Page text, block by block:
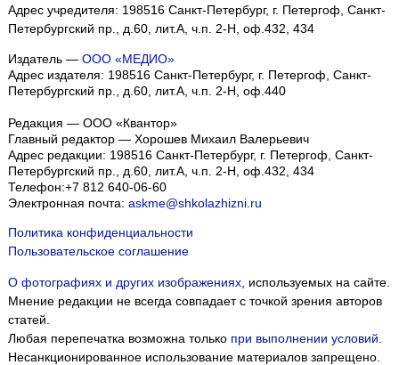
Адрес учредителя: 198516 Санкт-Петербург, г. Петергоф, Санкт-
Петербургский пр., д.60, лит.А, ч.п. 2-Н, оф.432, 434
Издатель — ООО «МЕДИО»
Адрес издателя: 198516 Санкт-Петербург, г. Петергоф, Санкт-
Петербургский пр., д.60, лит.А, ч.п. 2-Н, оф.440
Редакция — ООО «Квантор»
Главный редактор — Хорошев Михаил Валерьевич
Адрес редакции: 198516 Санкт-Петербург, г. Петергоф, Санкт-
Петербургский пр., д.60, лит.А, ч.п. 2-Н, оф.432, 434
Телефон:+7 812 640-06-60
Электронная почта: askme@shkolazhizni.ru
Политика конфиденциальности
Пользовательское соглашение
О фотографиях и других изображениях, используемых на сайте.
Мнение редакции не всегда совпадает с точкой зрения авторов
статей.
Любая перепечатка возможна только при выполнении условий.
Несанкционированное использование материалов запрещено.